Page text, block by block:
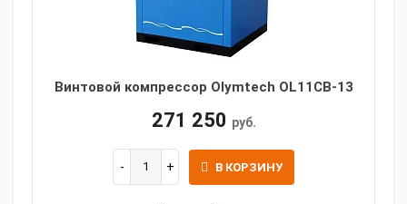
Винтовой компрессор Olymtech OL11CB-13
271 250 руб.
В КОРЗИНУ